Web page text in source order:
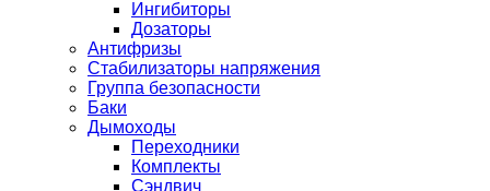
Ингибиторы
Дозаторы
Антифризы
Стабилизаторы напряжения
Группа безопасности
Баки
Дымоходы
Переходники
Комплекты
Сэндвич